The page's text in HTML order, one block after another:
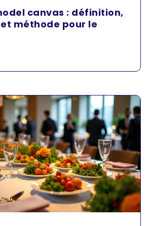
canvas : définition,
méthode pour le